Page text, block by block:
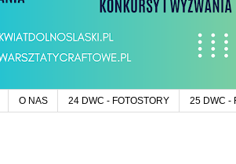
O NAS 24 DWC - FOTOSTORY 25 DWC -